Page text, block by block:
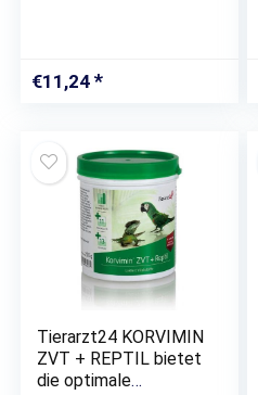
€11,24
Tierarzt24 KORVIMIN
ZVT + REPTIL bietet
die optimale